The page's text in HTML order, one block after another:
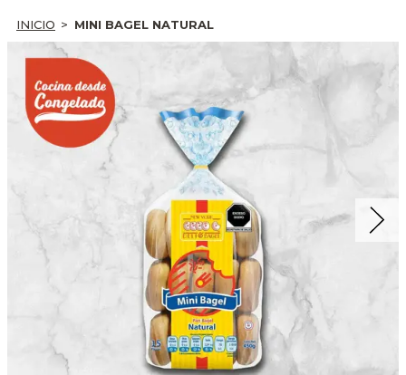
INICIO MINI BAGEL NATURAL